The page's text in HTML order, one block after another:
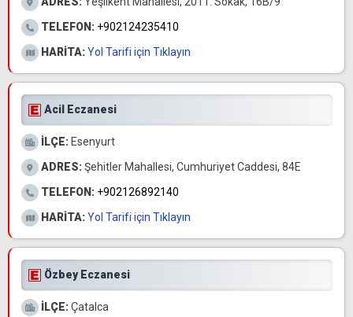
TELEFON: +902124235410
HARİTA:Yol Tarifi için Tıklayın
Acil Eczanesi
İLÇE: Esenyurt
ADRES:Şehitler Mahallesi, Cumhuriyet Caddesi, 84E
TELEFON: +902126892140
HARİTA:Yol Tarifi için Tıklayın
Özbey Eczanesi
İLÇE:Çatalca